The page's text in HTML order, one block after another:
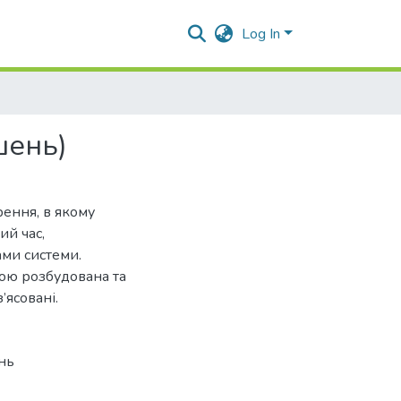
Log In
в якому
час,
системи.
розбудована та